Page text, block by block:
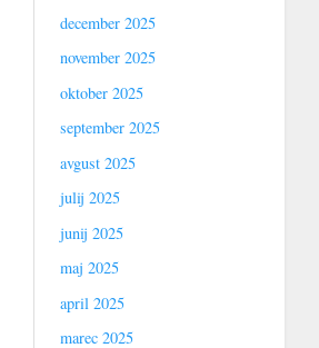
december 2025
november 2025
oktober 2025
september 2025
avgust 2025
julij 2025
junij 2025
maj 2025
april 2025
marec 2025